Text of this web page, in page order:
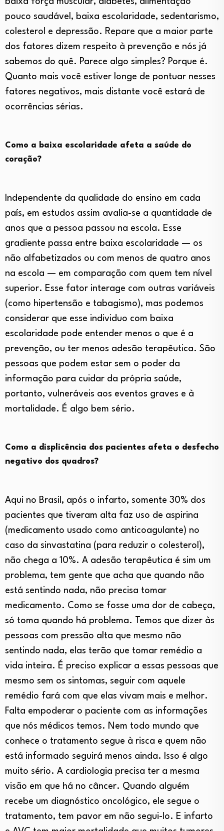
pouco saudável, baixa escolaridade, sedentarismo,
colesterol e depressão. Repare que a maior parte
dos fatores dizem respeito à prevenção e nós já
sabemos do quê. Parece algo simples? Porque é.
Quanto mais você estiver longe de pontuar nesses
fatores negativos, mais distante você estará de
ocorrências sérias.
Como a baixa escolaridade afeta a saúde do
coração?
Independente da qualidade do ensino em cada
país, em estudos assim avalia-se a quantidade de
anos que a pessoa passou na escola. Esse
gradiente passa entre baixa escolaridade — os
não alfabetizados ou com menos de quatro anos
na escola — em comparação com quem tem nível
superior. Esse fator interage com outras variáveis
(como hipertensão e tabagismo), mas podemos
considerar que esse individuo com baixa
escolaridade pode entender menos o que é a
prevenção, ou ter menos adesão terapêutica. São
pessoas que podem estar sem o poder da
informação para cuidar da própria saúde,
portanto, vulneráveis aos eventos graves e à
mortalidade. É algo bem sério.
Como a displicência dos pacientes afeta o desfecho
negativo dos quadros?
Aqui no Brasil, após o infarto, somente 30% dos
pacientes que tiveram alta faz uso de aspirina
(medicamento usado como anticoagulante) no
caso da sinvastatina (para reduzir o colesterol),
não chega a 10%. A adesão terapêutica é sim um
problema, tem gente que acha que quando não
está sentindo nada, não precisa tomar
medicamento. Como se fosse uma dor de cabeça,
só toma quando há problema. Temos que dizer às
pessoas com pressão alta que mesmo não
sentindo nada, elas terão que tomar remédio a
vida inteira. É preciso explicar a essas pessoas que
mesmo sem os sintomas, seguir com aquele
remédio fará com que elas vivam mais e melhor.
Falta empoderar o paciente com as informações
que nós médicos temos. Nem todo mundo que
conhece o tratamento segue à risca e quem não
está informado seguirá menos ainda. Isso é algo
muito sério. A cardiologia precisa ter a mesma
visão em que há no câncer. Quando alguém
recebe um diagnóstico oncológico, ele segue o
tratamento, tem pavor em não segui-lo. E infarto